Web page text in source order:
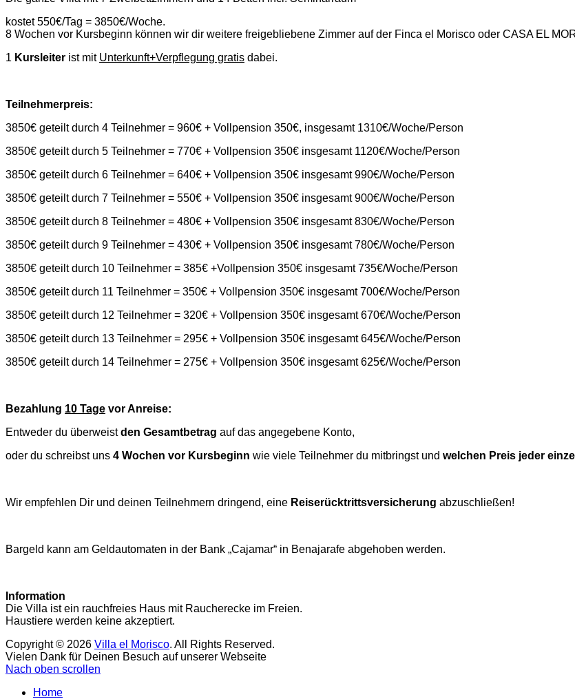
kostet 550€/Tag = 3850€/Woche.
8 Wochen vor Kursbeginn können wir dir weitere freigebliebene Zimmer auf der Finca el Morisco oder CASA EL
1 Kursleiter ist mit Unterkunft+Verpflegung gratis dabei.
Teilnehmerpreis:
3850€ geteilt durch 4 Teilnehmer = 960€ + Vollpension 350€, insgesamt 1310€/Woche/Person
3850€ geteilt durch 5 Teilnehmer = 770€ + Vollpension 350€ insgesamt 1120€/Woche/Person
3850€ geteilt durch 6 Teilnehmer = 640€ + Vollpension 350€ insgesamt 990€/Woche/Person
3850€ geteilt durch 7 Teilnehmer = 550€ + Vollpension 350€ insgesamt 900€/Woche/Person
3850€ geteilt durch 8 Teilnehmer = 480€ + Vollpension 350€ insgesamt 830€/Woche/Person
3850€ geteilt durch 9 Teilnehmer = 430€ + Vollpension 350€ insgesamt 780€/Woche/Person
3850€ geteilt durch 10 Teilnehmer = 385€ +Vollpension 350€ insgesamt 735€/Woche/Person
3850€ geteilt durch 11 Teilnehmer = 350€ + Vollpension 350€ insgesamt 700€/Woche/Person
3850€ geteilt durch 12 Teilnehmer = 320€ + Vollpension 350€ insgesamt 670€/Woche/Person
3850€ geteilt durch 13 Teilnehmer = 295€ + Vollpension 350€ insgesamt 645€/Woche/Person
3850€ geteilt durch 14 Teilnehmer = 275€ + Vollpension 350€ insgesamt 625€/Woche/Person
Bezahlung 10 Tage vor Anreise:
Entweder du überweistden Gesamtbetrag auf das angegebene Konto,
oder du schreibst uns 4 Wochen vor Kursbeginn wie viele Teilnehmer du mitbringst und welchen Preis jeder
Wir empfehlen Dir und deinen Teilnehmern dringend, eine Reiserücktrittsversicherung abzuschließen!
Bargeld kann am Geldautomaten in der Bank „Cajamar“ in Benajarafe abgehoben werden.
Information
Die Villa ist ein rauchfreies Haus mit Raucherecke im Freien.
Haustiere werden keine akzeptiert.
Copyright © 2026 Villa el Morisco. All Rights Reserved.
Vielen Dank für Deinen Besuch auf unserer Webseite
Nach oben scrollen
Home